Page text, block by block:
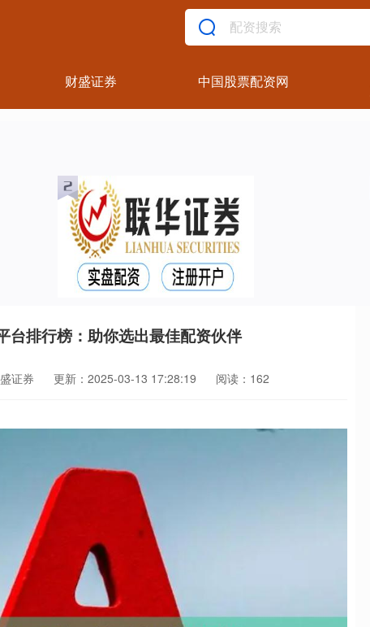
财盛证券 中国股票配资网
台排行榜：助你选出最佳配资伙伴
证券 更新：2025-03-13 17:28:19 阅读：162